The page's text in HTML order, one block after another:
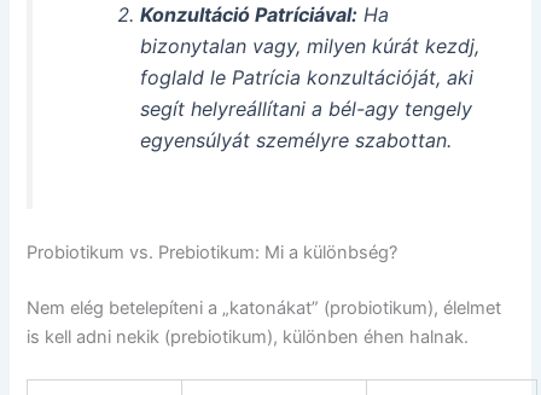
Konzultáció Patríciával:Ha
bizonytalan vagy, milyen kúrát kezdj,
foglald le Patrícia konzultációját, aki
segít helyreállítani a bél-agy tengely
egyensúlyát személyre szabottan.
Probiotikum vs. Prebiotikum: Mi a különbség?
Nem elég betelepíteni a „katonákat” (probiotikum), élelmet
is kell adni nekik (prebiotikum), különben éhen halnak.